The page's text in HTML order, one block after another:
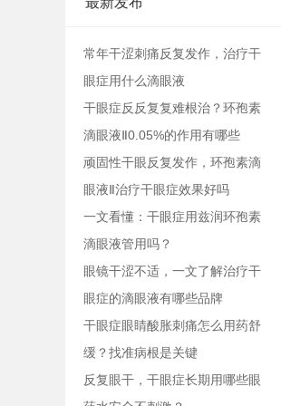
常年干涩刺痛反复发作，治疗干
眼症用什么滴眼液
干眼症反反复复难根治？环孢素
滴眼液Ⅱ0.05%的作用有哪些
顽固性干眼反复发作，环孢素滴
眼液Ⅱ治疗干眼症效果好吗
一文看懂：干眼症用兹润环孢素
滴眼液管用吗？
眼镜干涩不适，一文了解治疗干
眼症的滴眼液有哪些品牌
干眼症眼睛酸胀刺痛怎么用药舒
缓？找准病根是关键
反复眼干，干眼症长期用哪些眼